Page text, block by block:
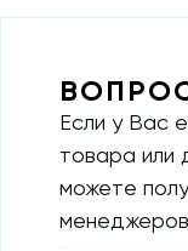
Если у Вас
товара или
можете